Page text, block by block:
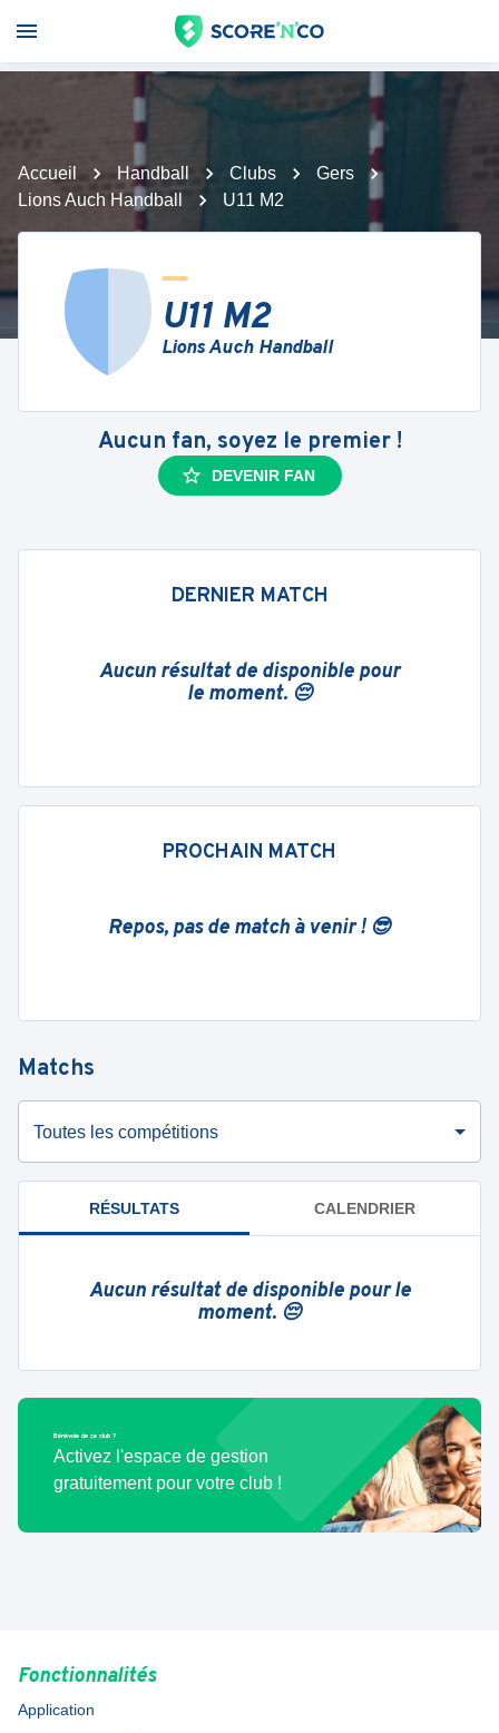
Accueil Handball Clubs
Gers
Lions Auch Handball
U11 M2
U11 M2
Lions Auch Handball
Aucun fan, soyez le premier !
DEVENIR FAN
DERNIER MATCH
Aucun résultat de disponible pour
le moment. 😔
PROCHAIN MATCH
Repos, pas de match à venir ! 😎
Matchs
Toutes les compétitions
RÉSULTATS CALENDRIER
Aucun résultat de disponible pour le
moment. 😔
Bénévole de ce club ?
Activez l'espace de gestion
gratuitement pour votre club !
Fonctionnalités
Application